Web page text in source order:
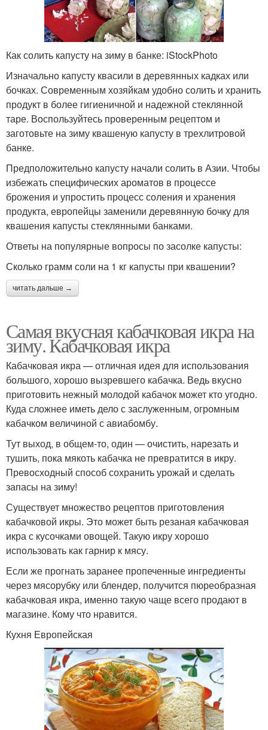
Как солить капусту на зиму в банке: iStockPhoto
Изначально капусту квасили в деревянных кадках или
бочках. Современным хозяйкам удобно солить и хранить
продукт в более гигиеничной и надежной стеклянной
таре. Воспользуйтесь проверенным рецептом и
заготовьте на зиму квашеную капусту в трехлитровой
банке.
Предположительно капусту начали солить в Азии. Чтобы
избежать специфических ароматов в процессе
брожения и упростить процесс соления и хранения
продукта, европейцы заменили деревянную бочку для
квашения капусты стеклянными банками.
Ответы на популярные вопросы по засолке капусты:
Сколько грамм соли на 1 кг капусты при квашении?
читать дальше →
Самая вкусная кабачковая икра на
зиму. Кабачковая икра
Кабачковая икра — отличная идея для использования
большого, хорошо вызревшего кабачка. Ведь вкусно
приготовить нежный молодой кабачок может кто угодно.
Куда сложнее иметь дело с заслуженным, огромным
кабачком величиной с авиабомбу.
Тут выход, в общем-то, один — очистить, нарезать и
тушить, пока мякоть кабачка не превратится в икру.
Превосходный способ сохранить урожай и сделать
запасы на зиму!
Существует множество рецептов приготовления
кабачковой икры. Это может быть резаная кабачковая
икра с кусочками овощей. Такую икру хорошо
использовать как гарнир к мясу.
Если же прогнать заранее пропеченные ингредиенты
через мясорубку или блендер, получится пюреобразная
кабачковая икра, именно такую чаще всего продают в
магазине. Кому что нравится.
Кухня Европейская